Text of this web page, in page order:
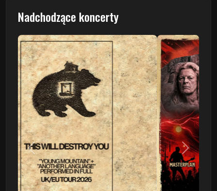
Nadchodzące koncerty
Poprzedni Następny